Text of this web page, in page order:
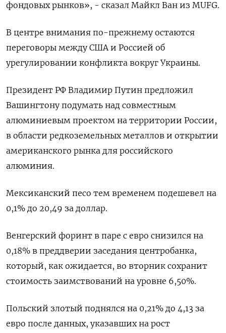
фондовых рынков», - сказал Майкл Ван из MUFG.
В центре внимания по-прежнему остаются
переговоры между США и Россией об
урегулировании конфликта вокруг Украины.
Президент РФ Владимир Путин предложил
Вашингтону подумать над совместным
алюминиевым проектом на территории России,
в области редкоземельных металлов и открытии
американского рынка для российского
алюминия.
Мексиканский песо тем временем подешевел на
0,1% до 20,49 за доллар.
Венгерский форинт в паре с евро снизился на
0,18% в преддверии заседания центробанка,
который, как ожидается, во вторник сохранит
стоимость заимствований на уровне 6,50%.
Польский злотый поднялся на 0,21% до 4,13 за
евро после данных, указавших на рост